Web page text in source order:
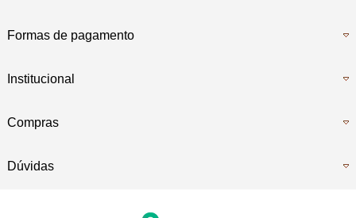
Formas de pagamento
Institucional
Compras
Dúvidas